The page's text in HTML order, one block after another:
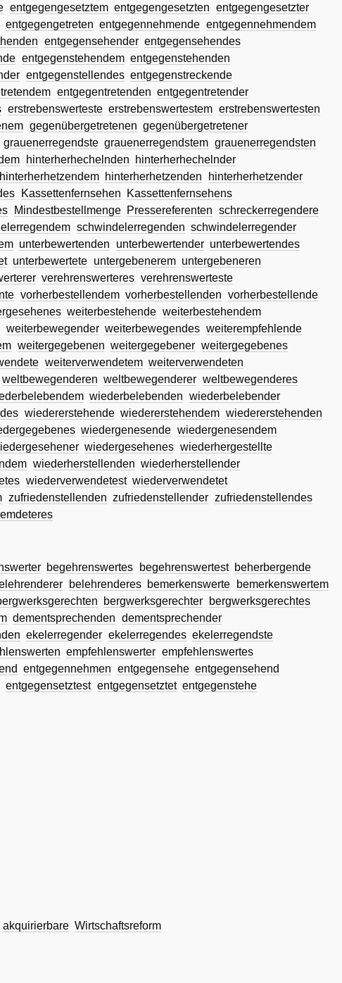
entgegengesetztem entgegengesetzten entgegengesetzter
entgegengetreten entgegennehmende entgegennehmendem
entgegensehender entgegensehendes
entgegenstehendem entgegenstehenden
entgegenstellendes entgegenstreckende
entgegentretenden entgegentretender
erstrebenswerteste erstrebenswertestem erstrebenswertesten
gegenübergetretenen gegenübergetretener
grauenerregendste grauenerregendstem grauenerregendsten
hinterherhechelnden
hinterherhechelnder
hinterherhetzendem hinterherhetzenden
hinterherhetzender
Kassettenfernsehen
Kassettenfernsehens
Mindestbestellmenge Pressereferenten schreckerregendere
schwindelerregenden schwindelerregender
unterbewertenden unterbewertender unterbewertendes
unterbewertete untergebenerem untergebeneren
verehrenswerteres verehrenswerteste
vorherbestellendem vorherbestellenden vorherbestellende
weiterbestehende weiterbestehendem
weiterbewegender weiterbewegendes weiterempfehlende
weitergegebenen weitergegebener weitergegebenes
weiterverwendetem weiterverwendeten
weltbewegenderen weltbewegenderer weltbewegenderes
wiederbelebenden wiederbelebender
wiedererstehende wiedererstehendem wiedererstehenden
wiedergenesende wiedergenesendem
wiedergesehenes wiederhergestellte
wiederherstellenden wiederherstellender
wiederverwendetest wiederverwendetet
zufriedenstellenden zufriedenstellender zufriedenstellendes
begehrenswertes begehrenswertest
beherbergende
belehrenderes bemerkenswerte
bemerkenswertem
bergwerksgerechter
bergwerksgerechtes
dementsprechenden dementsprechender
ekelerregender ekelerregendes ekelerregendste
empfehlenswerter empfehlenswertes
entgegennehmen entgegensehe entgegensehend
entgegensetztest entgegensetztet entgegenstehe
akquirierbare Wirtschaftsreform